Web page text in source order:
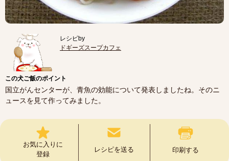
レシピby
ドギーズスープカフェ
この犬ご飯のポイント
国立がんセンターが、青魚の効能について発表しましたね。そのニ
ュースを見て作ってみました。
お気に入りに
登録
レシピを送る 印刷する